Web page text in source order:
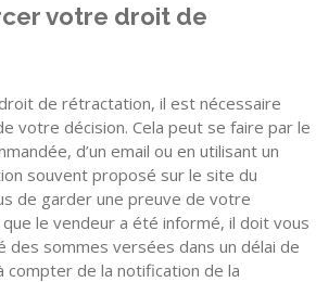
votre droit de
de rétractation, il est nécessaire
votre décision. Cela peut se faire par le
d’un email ou en utilisant un
souvent proposé sur le site du
de garder une preuve de votre
le vendeur a été informé, il doit vous
des sommes versées dans un délai de
compter de la notification de la